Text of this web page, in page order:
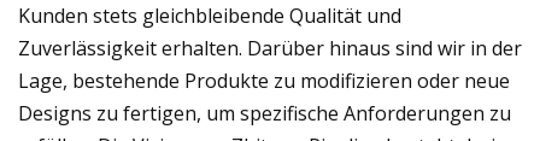
Kunden stets gleichbleibende Qualität und
Zuverlässigkeit erhalten. Darüber hinaus sind wir in der
Lage, bestehende Produkte zu modifizieren oder neue
Designs zu fertigen, um spezifische Anforderungen zu